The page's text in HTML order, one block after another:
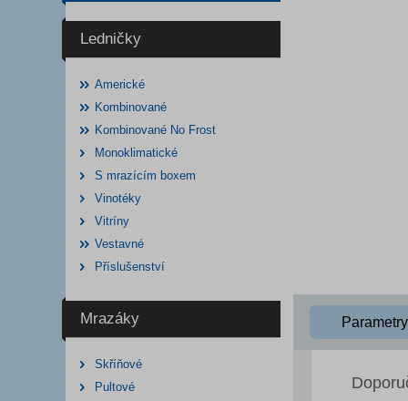
Parametry
Ledničky
Americké
Kombinované
Kombinované No Frost
Monoklimatické
S mrazícím boxem
Vinotéky
Vitríny
Vestavné
Příslušenství
Mrazáky
Skříňové
Pultové